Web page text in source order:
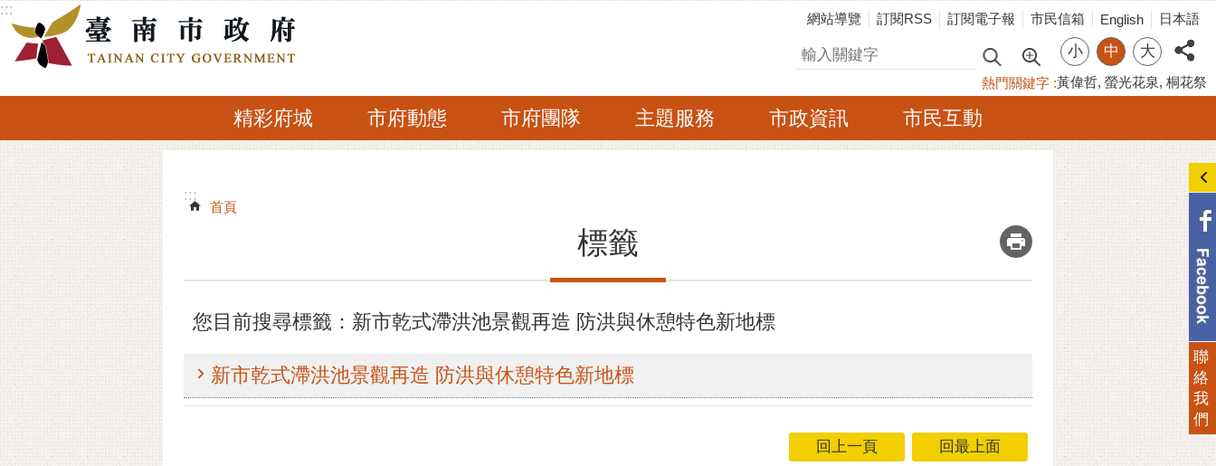
跳到主要內容區塊
:::
網站導覽 訂閱RSS 訂閱電子報 市民信箱 English 日本語
搜尋 小 中 大
熱門關鍵字 黃偉哲 螢光花泉 桐花祭
精彩府城 市府動態 市府團隊 主題服務 市政資訊 市民互動
:::
:::
首頁
標籤 _
您目前搜尋標籤：新市乾式滯洪池景觀再造 防洪與休憩特色新地標
新市乾式滯洪池景觀再造 防洪與休憩特色新地標
回上一頁 回最上面
聯
絡
我
們